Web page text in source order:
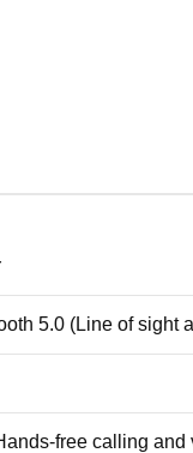
5.0 (Line of sight
free calling